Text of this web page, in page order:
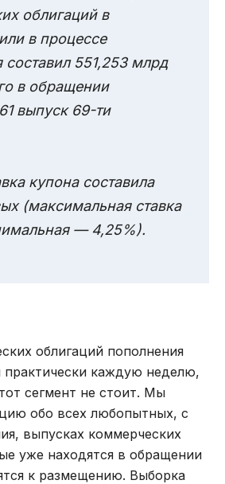
облигаций в
в процессе
551,253 млрд
в обращении
выпуск 69-ти
купона составила
(максимальная ставка
— 4,25%).
облигаций пополнения
практически каждую неделю,
сегмент не стоит. Мы
обо всех любопытных, с
выпусках коммерческих
уже находятся в обращении
к размещению. Выборка